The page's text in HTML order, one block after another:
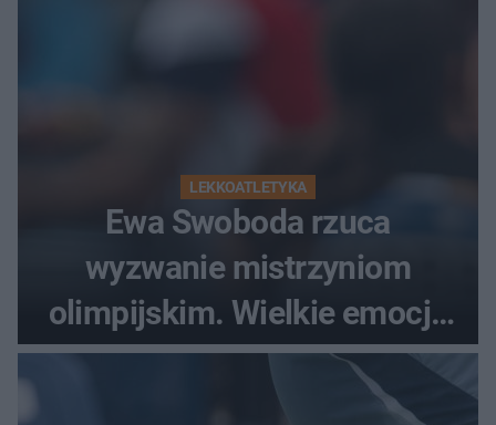
LEKKOATLETYKA
Ewa Swoboda rzuca
wyzwanie mistrzyniom
olimpijskim. Wielkie emocje
podczas Silesia Memoriału
Kamili Skolimowskiej